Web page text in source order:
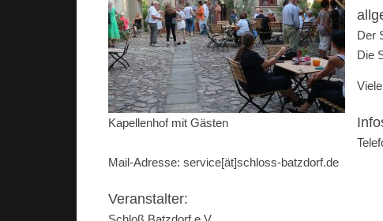
Kapellenhof mit Gästen
Der
Die
Mail-Adresse: service[ät]schloss-batzdorf.de
Veranstalter: